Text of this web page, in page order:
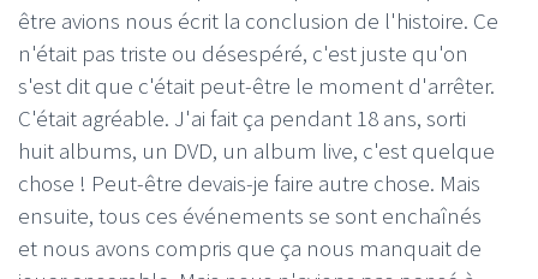
être avions nous écrit la conclusion de l'histoire. Ce
n'était pas triste ou désespéré, c'est juste qu'on
s'est dit que c'était peut-être le moment d'arrêter.
C'était agréable. J'ai fait ça pendant 18 ans, sorti
huit albums, un DVD, un album live, c'est quelque
chose ! Peut-être devais-je faire autre chose. Mais
ensuite, tous ces événements se sont enchaînés
et nous avons compris que ça nous manquait de